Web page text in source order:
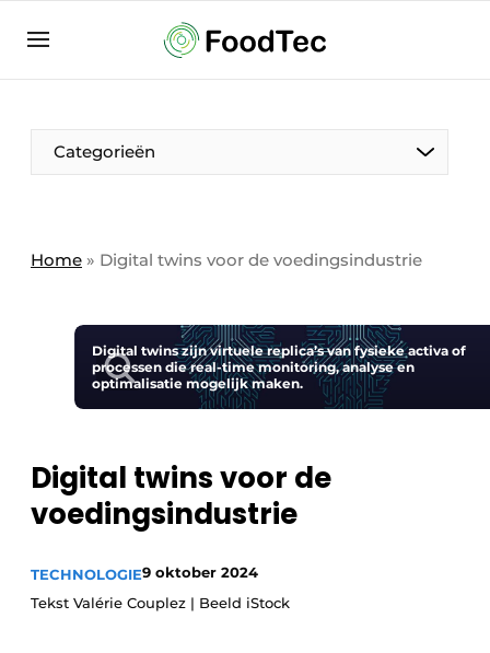
Bedrijven
Bedrijven
Direct contact
Evenement aanmelden
Home
Meest gelezen
Podcasts
Privacy / Cookie statement
Categorieën
Home » Digital twins voor de voedingsindustrie
Digital twins zijn virtuele replica’s van fysieke activa of
processen die real-time monitoring, analyse en
optimalisatie mogelijk maken.
Digital twins voor de
voedingsindustrie
TECHNOLOGIE9 oktober 2024
Tekst Valérie Couplez | Beeld iStock